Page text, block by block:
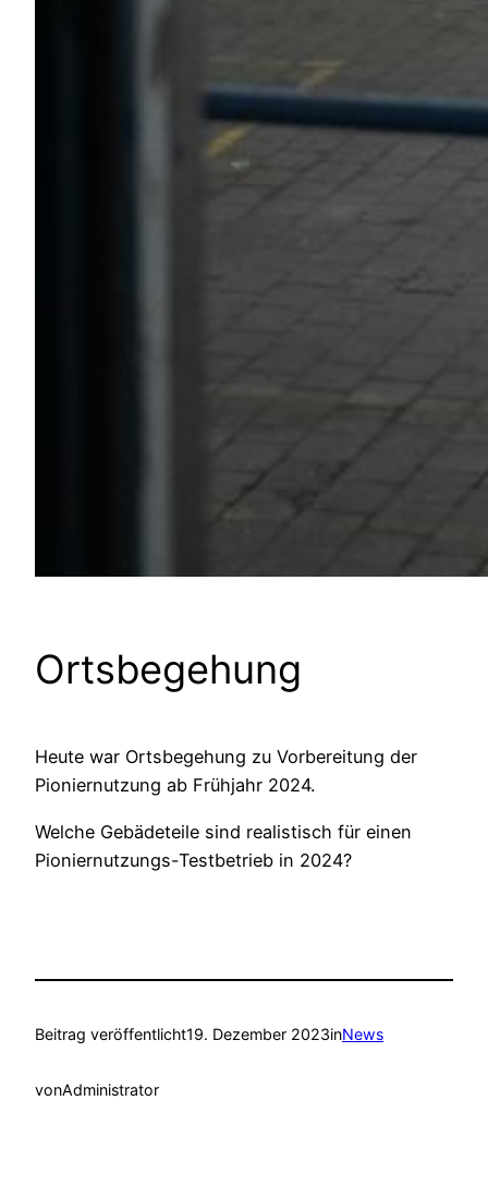
Ortsbegehung
Heute war Ortsbegehung zu Vorbereitung der
Pioniernutzung ab Frühjahr 2024.
Welche Gebädeteile sind realistisch für einen
Pioniernutzungs-Testbetrieb in 2024?
Beitrag veröffentlicht19. Dezember 2023inNews
vonAdministrator